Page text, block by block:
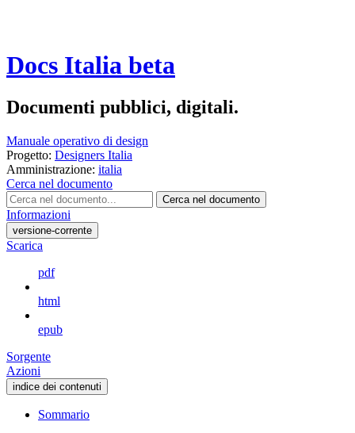
Docs Italia beta
Documenti pubblici, digitali.
Manuale operativo di design
Progetto: Designers Italia
Amministrazione: italia
Cerca nel documento
Cerca nel documento
Informazioni
versione-corrente
Scarica
pdf
html
epub
Sorgente
Azioni
indice dei contenuti
Sommario